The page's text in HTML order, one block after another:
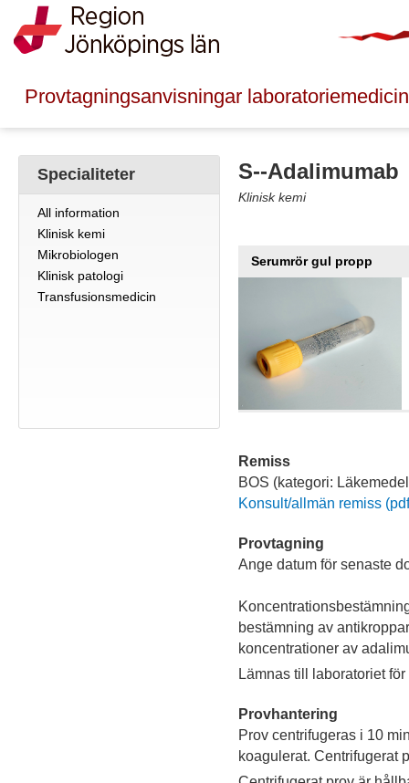
Provtagningsanvisningar laboratoriemedicin
Specialiteter
All information
Klinisk kemi
Mikrobiologen
Klinisk patologi
Transfusionsmedicin
S--Adalimumab
Klinisk kemi
Serumrör gul propp
Remiss
BOS (kategori:
Konsult/allmän remiss
Provtagning
Ange datum för senaste
bestämning av
koncentrationer av
Lämnas till laboratoriet
Provhantering
Prov centrifugeras i 10
koagulerat. Centrifugerat